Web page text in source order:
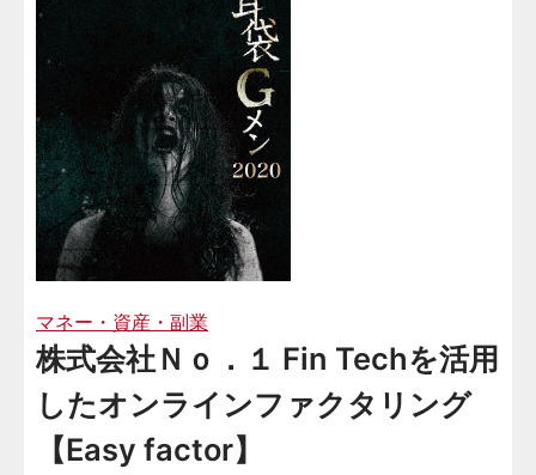
マネー・資産・副業
株式会社Ｎｏ．１ Fin Techを活用
したオンラインファクタリング
【Easy factor】